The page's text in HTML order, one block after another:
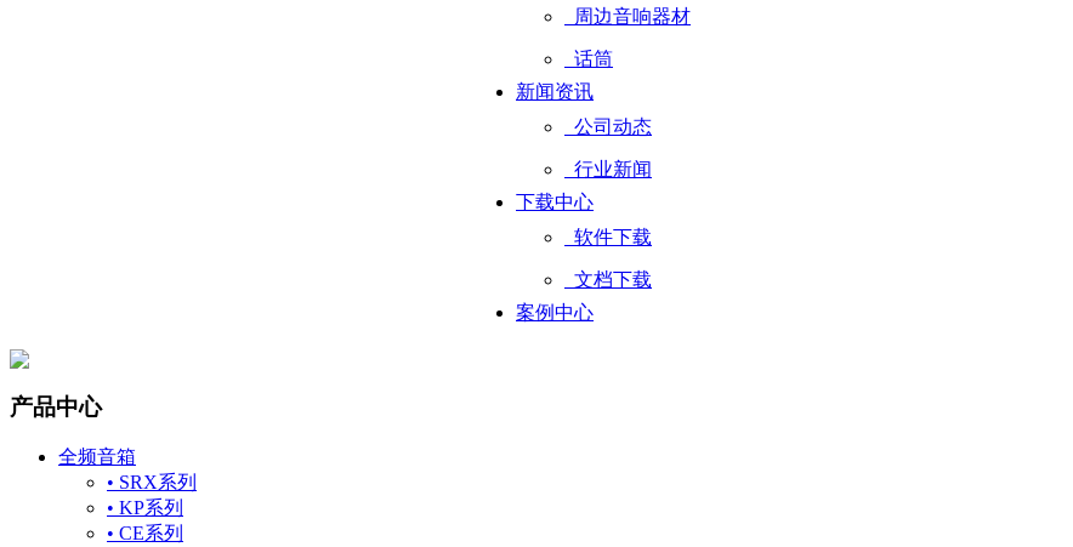
周边音响器材
话筒
新闻资讯
公司动态
行业新闻
下载中心
软件下载
文档下载
案例中心
产品中心
全频音箱
• SRX系列
• KP系列
• CE系列